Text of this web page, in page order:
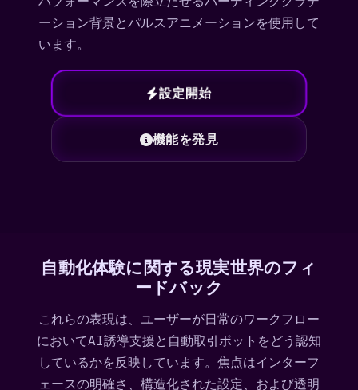
ーション背景とパルスアニメーションを使用して
います。
設定開始
機能を発見
自動化体験に関する現実世界のフィ
ードバック
これらの表現は、ユーザーが日常のワークフロー
においてAI誘導支援と自動取引ボットをどう認知
しているかを反映しています。焦点はインターフ
ェースの明確さ、構造化された設定、および透明